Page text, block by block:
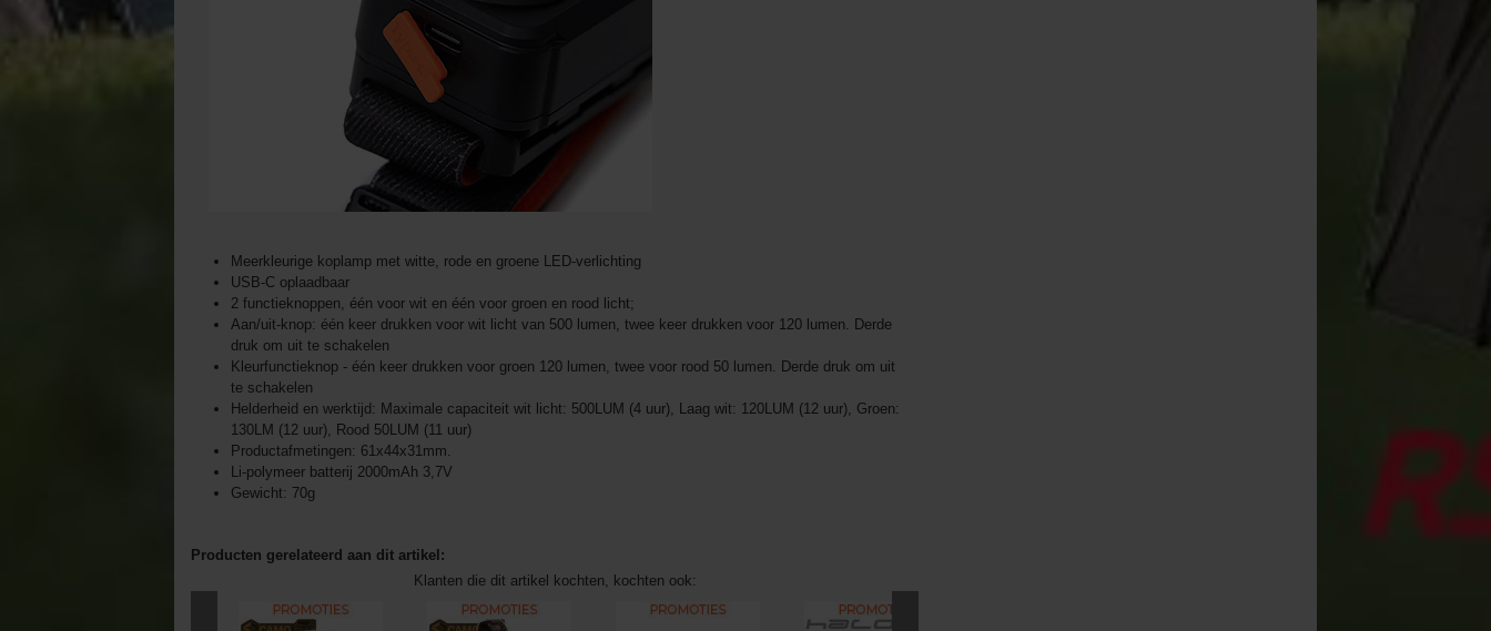
Meerkleurige koplamp met witte, rode en groene LED-verlichting
USB-C oplaadbaar
2 functieknoppen, één voor wit en één voor groen en rood licht;
Aan/uit-knop: één keer drukken voor wit licht van 500 lumen, twee keer drukken voor 120 lumen. Derde
druk om uit te schakelen
Kleurfunctieknop - één keer drukken voor groen 120 lumen, twee voor rood 50 lumen. Derde druk om uit
te schakelen
Helderheid en werktijd: Maximale capaciteit wit licht: 500LUM (4 uur), Laag wit: 120LUM (12 uur), Groen:
130LM (12 uur), Rood 50LUM (11 uur)
Productafmetingen: 61x44x31mm.
Li-polymeer batterij 2000mAh 3,7V
Gewicht: 70g
Producten gerelateerd aan dit artikel:
Klanten die dit artikel kochten, kochten ook: